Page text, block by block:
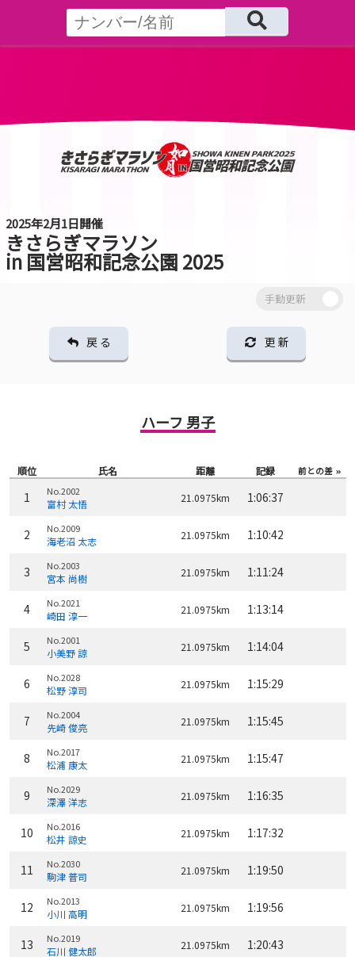
2025年2月1日開催
きさらぎマラソン
in 国営昭和記念公園 2025
戻 る 更 新
ハーフ 男子
順位 氏名 距離 記録 前との差
1 No.2002
富村 太悟 21.0975km 1:06:37
2 No.2009
海老沼 太志 21.0975km 1:10:42
3 No.2003
宮本 尚樹 21.0975km 1:11:24
4 No.2021
崎田 淳一 21.0975km 1:13:14
5 No.2001
小美野 諒 21.0975km 1:14:04
6 No.2028
松野 淳司 21.0975km 1:15:29
7 No.2004
先崎 俊亮 21.0975km 1:15:45
8 No.2017
松浦 康太 21.0975km 1:15:47
9 No.2029
深澤 洋志 21.0975km 1:16:35
10 No.2016
松井 諒史 21.0975km 1:17:32
11 No.2030
駒津 普司 21.0975km 1:19:50
12 No.2013
小川 高明 21.0975km 1:19:56
13 No.2019
石川 健太郎 21.0975km 1:20:43